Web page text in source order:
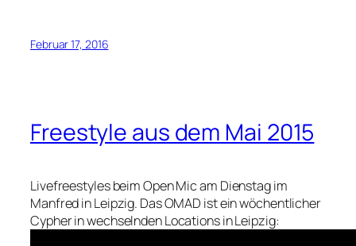
Februar 17, 2016
Freestyle aus dem Mai 2015
Livefreestyles beim Open Mic am Dienstag im
Manfred in Leipzig. Das OMAD ist ein wöchentlicher
Cypher in wechselnden Locations in Leipzig: